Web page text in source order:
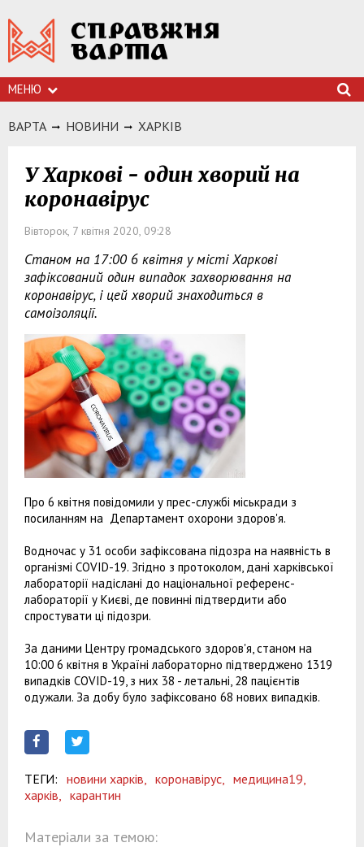
МЕНЮ
ВАРТА НОВИНИ ХАРКIВ
У Харкові - один хворий на
коронавірус
Вівторок, 7 квітня 2020, 09:28
Станом на 17:00 6 квітня у місті Харкові
зафіксований один випадок захворювання на
коронавірус, і цей хворий знаходиться в
самоізоляції.
Про 6 квітня повідомили у прес-службі міськради з
посиланням на Департамент охорони здоров'я.
Водночас у 31 особи зафіксована підозра на наявність в
організмі COVID-19. Згідно з протоколом, дані харківської
лабораторії надіслані до національної референс-
лабораторії у Києві, де повинні підтвердити або
спростувати ці підозри.
За даними Центру громадського здоров'я, станом на
10:00 6 квітня в Україні лабораторно підтверджено 1319
випадків COVID-19, з них 38 - летальні, 28 пацієнтів
одужали. За добу було зафіксовано 68 нових випадків.
ТЕГИ: новини харків, коронавірус,
медицина19,
харків,
карантин
Матеріали за темою: